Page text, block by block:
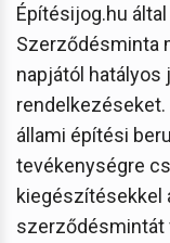
Építésijog.hu
Szerződésminta
napjától
állami építési
tevékenységre
kiegészítésekkel
szerződésmintát